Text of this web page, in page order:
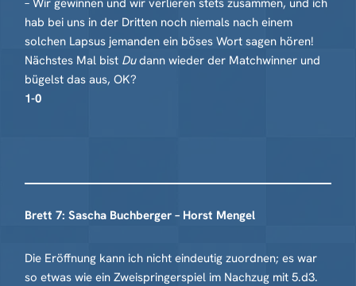
– Wir gewinnen und wir verlieren stets zusammen, und ich
hab bei uns in der Dritten noch niemals nach einem
solchen Lapsus jemanden ein böses Wort sagen hören!
Nächstes Mal bist Dudann wieder der Matchwinner und
bügelst das aus, OK?
1-0
Brett 7: Sascha Buchberger – Horst Mengel
Die Eröffnung kann ich nicht eindeutig zuordnen; es war
so etwas wie ein Zweispringerspiel im Nachzug mit 5.d3.